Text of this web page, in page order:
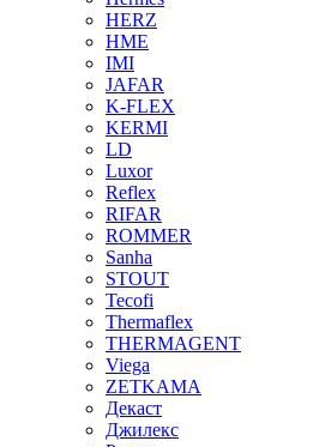
HERZ
HME
IMI
JAFAR
K-FLEX
KERMI
LD
Luxor
Reflex
RIFAR
ROMMER
Sanha
STOUT
Tecofi
Thermaflex
THERMAGENT
Viega
ZETKAMA
Декаст
Джилекс